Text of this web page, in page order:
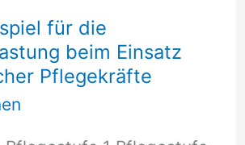
für die
beim Einsatz
Pflegekräfte